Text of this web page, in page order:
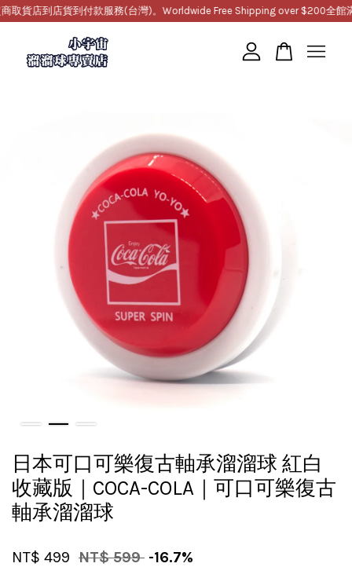
貨店到店貨到付款服務(台灣)。Worldwide Free Shipping over $200全館滿
日本可口可樂復古軸承溜溜球 紅白
收藏版｜COCA-COLA｜可口可樂復古
軸承溜溜球
NT$ 499 NT$ 599 -16.7%